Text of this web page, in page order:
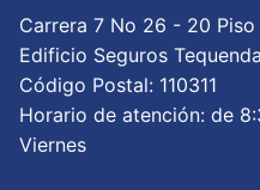
Carrera 7 No 26 - 20
Edificio Seguros
Código Postal: 110311
Horario de atención: de
Viernes